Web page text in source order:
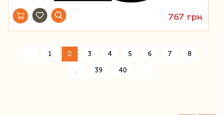
767 грн
1 2 3 4 5 6 7 8
39 40